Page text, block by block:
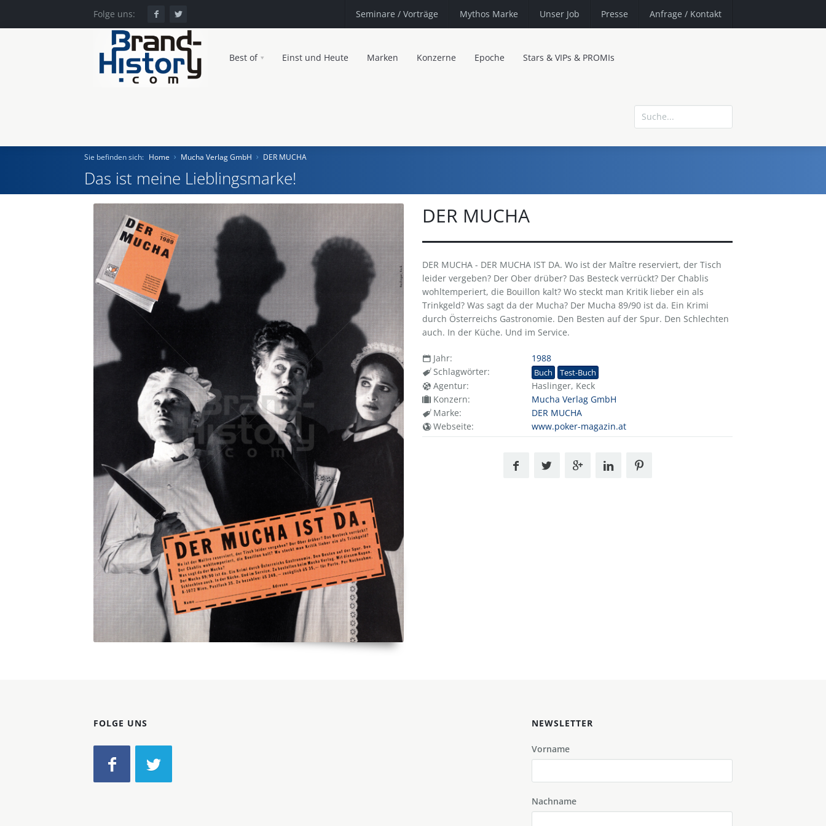
Folge uns: Seminare / Vorträge Mythos Marke Unser Job Presse Anfrage / Kontakt
Best of Einst und Heute Marken Konzerne Epoche Stars & VIPs & PROMIs
Home
Einst und Heute
Marken
Konzerne
Sie befinden sich: Home Mucha Verlag GmbH DER MUCHA
Das ist meine Lieblingsmarke!
DER MUCHA
DER MUCHA - DER MUCHA IST DA. Wo ist der Maître reserviert, der Tisch
leider vergeben? Der Ober drüber? Das Besteck verrückt? Der Chablis
wohltemperiert, die Bouillon kalt? Wo steckt man Kritik lieber ein als
Trinkgeld? Was sagt da der Mucha? Der Mucha 89/90 ist da. Ein Krimi
durch Österreichs Gastronomie. Den Besten auf der Spur. Den Schlechten
auch. In der Küche. Und im Service.
Jahr:
1988
Schlagwörter:
Buch Test-Buch
Agentur:
Haslinger, Keck
Konzern:
Mucha Verlag GmbH
Marke:
DER MUCHA
Webseite:
www.poker-magazin.at
FOLGE UNS NEWSLETTER
Vorname
Nachname